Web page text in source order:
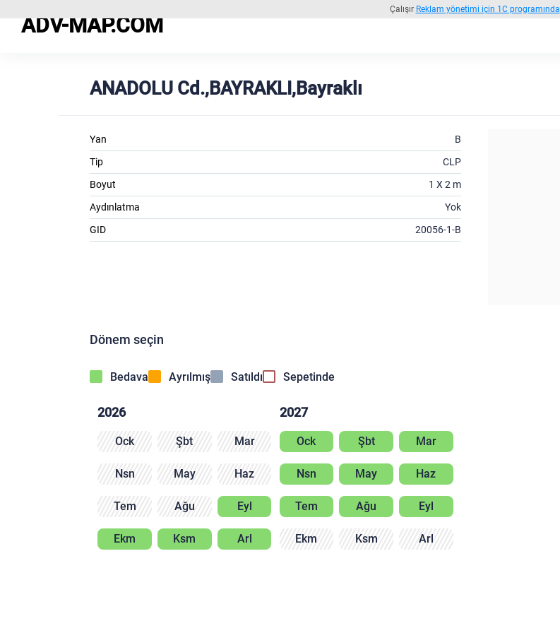
Çalışır Reklam yönetimi için 1C programında
ADV-MAP.COM
ANADOLU Cd.,BAYRAKLI,Bayraklı
Yan
B
Tip
CLP
Boyut
1 X 2 m
Aydınlatma
Yok
GID
20056-1-B
Dönem seçin
Bedava Ayrılmış Satıldı Sepetinde
2026
Ock Şbt Mar
Nsn May Haz
Tem Ağu Eyl
Ekm Ksm Arl
2027
Ock Şbt Mar
Nsn May Haz
Tem Ağu Eyl
Ekm Ksm Arl